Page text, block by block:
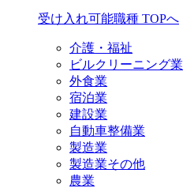
受け入れ可能職種 TOPへ
介護・福祉
ビルクリーニング業
外食業
宿泊業
建設業
自動車整備業
製造業
製造業その他
農業